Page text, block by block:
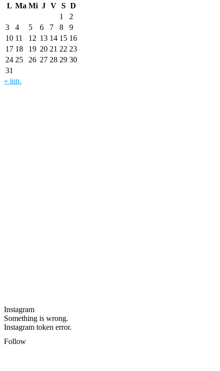
L Ma Mi J V S D
1
2
3
4 5 6 7 8
9
10 11 12 13 14 15 16
17 18 19 20 21 22 23
24 25 26 27 28 29 30
31
« iun.
Instagram
Something is wrong.
Instagram token error.
Follow